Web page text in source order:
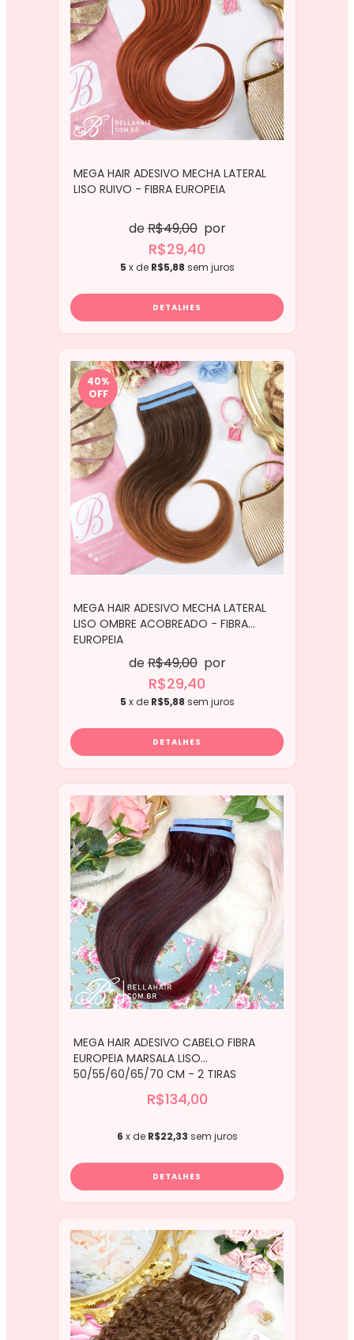
MEGA HAIR ADESIVO MECHA LATERAL
LISO RUIVO - FIBRA EUROPEIA
deR$49,00 por
R$29,40
5 x de R$5,88 sem juros
DETALHES
40%
OFF
MEGA HAIR ADESIVO MECHA LATERAL
LISO OMBRE ACOBREADO - FIBRA
EUROPEIA
deR$49,00 por
R$29,40
5 x de R$5,88 sem juros
DETALHES
MEGA HAIR ADESIVO CABELO FIBRA
EUROPEIA MARSALA LISO
50/55/60/65/70 CM - 2 TIRAS
R$134,00
6 x de R$22,33 sem juros
DETALHES